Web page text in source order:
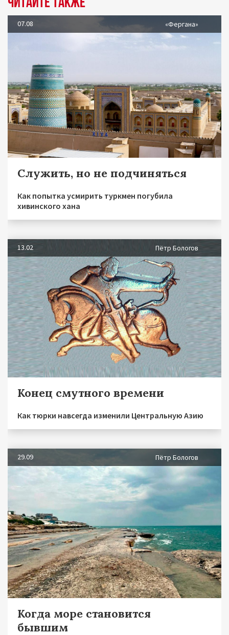
07.08 «Фергана»
Служить, но не подчиняться
Как попытка усмирить туркмен погубила
хивинского хана
13.02 Пётр Бологов
Конец смутного времени
Как тюрки навсегда изменили Центральную Азию
29.09 Пётр Бологов
Когда море становится
бывшим